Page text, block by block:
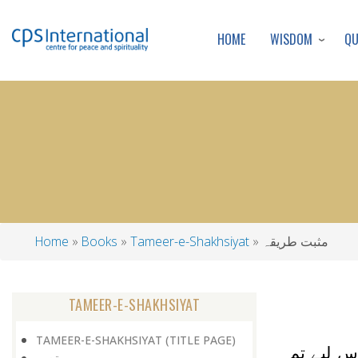
HOME WISDOM
Home Books Tameer-e-Shakhsiyat مثبت طریقہ
TAMEER-E-SHAKHSIYAT
TAMEER-E-SHAKHSIYAT (TITLE PAGE)
لیے تم